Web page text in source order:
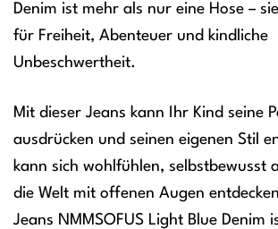
Denim ist mehr als nur eine Hose –
für Freiheit, Abenteuer und kindliche
Unbeschwertheit.
Mit dieser Jeans kann Ihr Kind seine
ausdrücken und seinen eigenen Stil
kann sich wohlfühlen, selbstbewusst
die Welt mit offenen Augen
Jeans NMMSOFUS Light Blue Denim